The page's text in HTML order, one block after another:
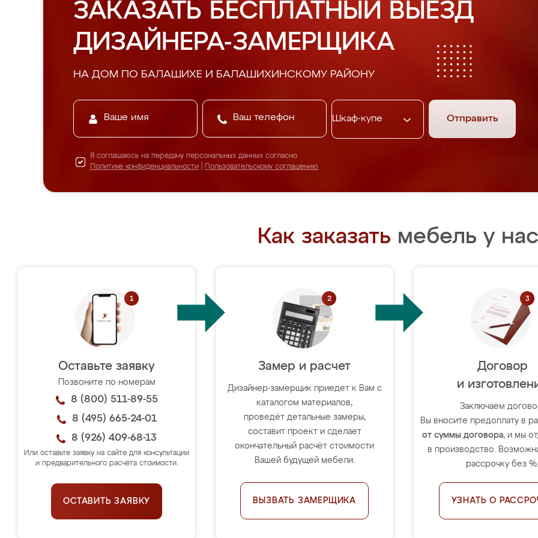
ЗАКАЗАТЬ БЕСПЛАТНЫЙ ВЫЕЗД
ДИЗАЙНЕРА-ЗАМЕРЩИКА
НА ДОМ ПО БАЛАШИХЕ И БАЛАШИХИНСКОМУ РАЙОНУ
Отправить
Я соглашаюсь на передачу персональных данных согласно
Политике конфиденциальности
Пользовательскому соглашению
Как заказать мебель у
Оставьте заявку
Позвоните по номерам
8 (800) 511-89-55
8 (495) 665-24-01
8 (926) 409-68-13
Или оставьте заявку на сайте для консультации
и предварительного расчёта стоимости.
ОСТАВИТЬ ЗАЯВКУ
Замер и расчет
Дизайнер-замерщик приедет к Вам с
каталогом материалов,
проведёт детальные замеры,
составит проект и сделает
окончательный расчёт стоимости
Вашей будущей мебели.
ВЫЗВАТЬ ЗАМЕРЩИКА
Договор
и
Заключаем
Вы вносите предоплату в
от суммы договора, и мы
в производство.
рассрочку без
УЗНАТЬ О